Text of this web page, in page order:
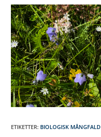
ETIKETTER: BIOLOGISK MÅNGFALD